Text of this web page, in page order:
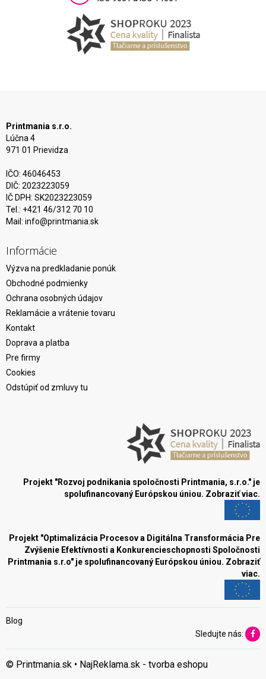
Printmania s.r.o.
Lúčna 4
971 01 Prievidza
IČO: 46046453
DIČ: 2023223059
IČ DPH: SK2023223059
Tel.: +421 46/312 70 10
Mail: info@printmania.sk
Informácie
Výzva na predkladanie ponúk
Obchodné podmienky
Ochrana osobných údajov
Reklamácie a vrátenie tovaru
Kontakt
Doprava a platba
Pre firmy
Cookies
Odstúpiť od zmluvy tu
Projekt "Rozvoj podnikania spoločnosti Printmania, s.r.o." je
spolufinancovaný Európskou úniou. Zobraziť viac.
Projekt "Optimalizácia Procesov a Digitálna Transformácia Pre
Zvýšenie Efektívnosti a Konkurencieschopnosti Spoločnosti
Printmania s.r.o" je spolufinancovaný Európskou úniou. Zobraziť
viac.
Blog
Sledujte nás:
© Printmania.sk • NajReklama.sk - tvorba eshopu